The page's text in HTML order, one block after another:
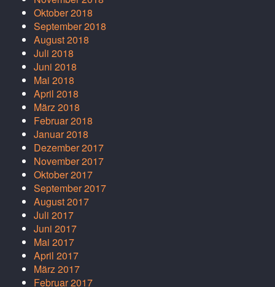
Oktober 2018
September 2018
August 2018
Juli 2018
Juni 2018
Mai 2018
April 2018
März 2018
Februar 2018
Januar 2018
Dezember 2017
November 2017
Oktober 2017
September 2017
August 2017
Juli 2017
Juni 2017
Mai 2017
April 2017
März 2017
Februar 2017